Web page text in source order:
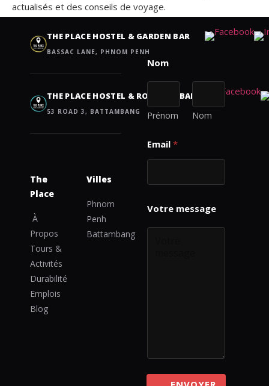
actualisés et des conseils de voyage.
THE PLACE HOSTEL & GARDEN BAR
BASSAC LANE, PHNOM PENH
THE PLACE HOSTEL & ROOFTOP BAR
53 ROAD 3, BATTAMBANG
The
Place
À
Propos
Tours &
Activités
Durabilité
Emplois
Blog
Villes
Phnom
Penh
Battambang
Prénom Nom
m
a
m
a
i
Email *